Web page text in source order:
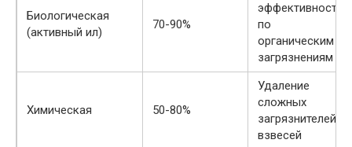
Биологическая
(активный ил)
70-90%
эффективность
по
органическим
загрязнениям
Химическая 50-80%
Удаление
сложных
загрязнителей и
взвесей